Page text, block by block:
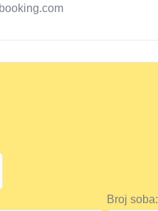
Broj soba: